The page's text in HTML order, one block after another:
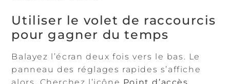
Utiliser le volet de raccourcis
pour gagner du temps
Balayez l’écran deux fois vers le bas. Le
panneau des réglages rapides s’affiche
alors. Cherchez l’icône Point d’accès